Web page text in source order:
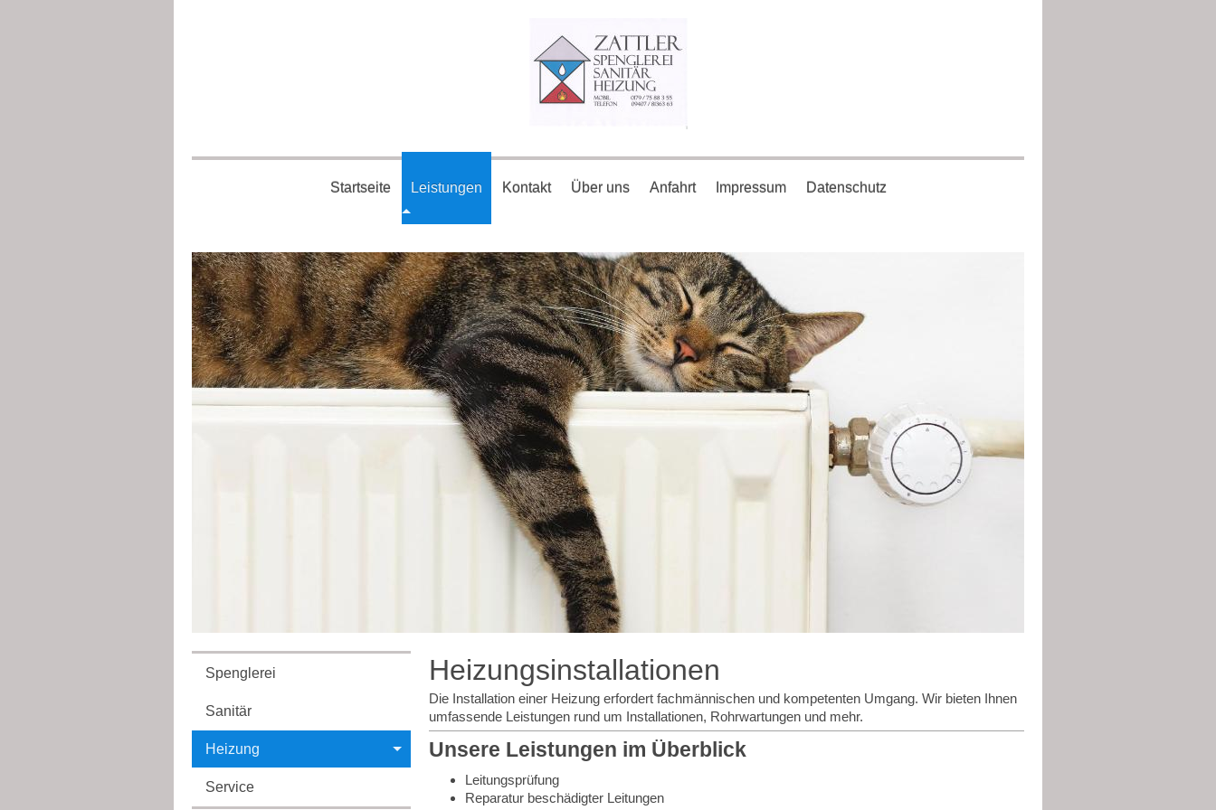
Startseite Leistungen Kontakt Über uns Anfahrt Impressum Datenschutz
Heizungsinstallationen
Die Installation einer Heizung erfordert fachmännischen und kompetenten Umgang. Wir bieten Ihnen
umfassende Leistungen rund um Installationen, Rohrwartungen und mehr.
Unsere Leistungen im Überblick
Leitungsprüfung
Reparatur beschädigter Leitungen
Spenglerei
Sanitär
Heizung
Service